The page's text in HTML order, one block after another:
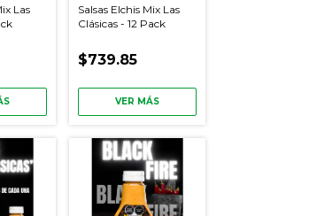
Las
Salsas Elchis Mix Las
Clásicas - 12 Pack
$739.85
VER MÁS